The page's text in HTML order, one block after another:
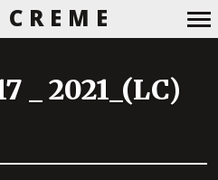
_ 2021_(LC)